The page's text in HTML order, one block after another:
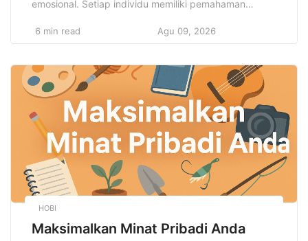
emosional. Setiap individu memiliki pemahaman
gaya hidup ideal. Namun, secara umum, gaya hidup
sehat, kebiasaan positif, olahraga teratur, dan
pengelolaan stres yang baik. Masing-masing aspek ini
berkontribusi untuk membentuk […]
6 min read Agu 09, 2026
HOBI
Maksimalkan Minat Pribadi Anda